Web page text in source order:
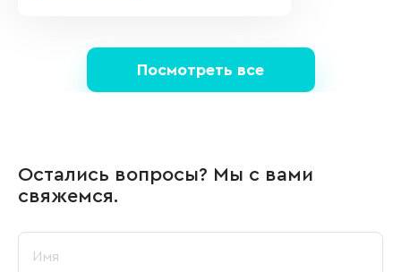
Посмотреть все
Остались вопросы? Мы с вами
свяжемся.